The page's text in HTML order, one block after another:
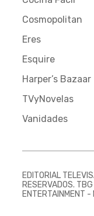
Cosmopolitan
Eres
Esquire
Harper’s Bazaar
TVyNovelas
Vanidades
EDITORIAL
RESERVADOS.
ENTERTAINMENT -